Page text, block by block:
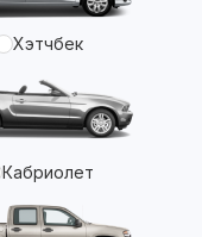
Хэтчбек
Кабриолет